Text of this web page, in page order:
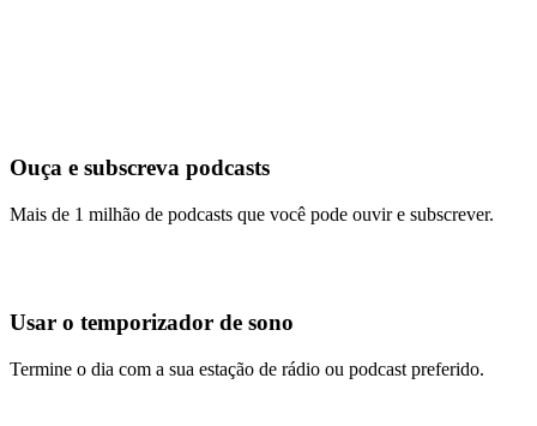
Ouça e subscreva podcasts
Mais de 1 milhão de podcasts que você pode ouvir e subscrever.
Usar o temporizador de sono
Termine o dia com a sua estação de rádio ou podcast preferido.